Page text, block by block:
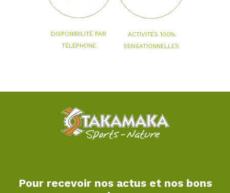
DISPONIBILITÉ PAR
TÉLÉPHONE
ACTIVITÉS 100%
SENSATIONNELLES
Pour recevoir nos actus et nos bons